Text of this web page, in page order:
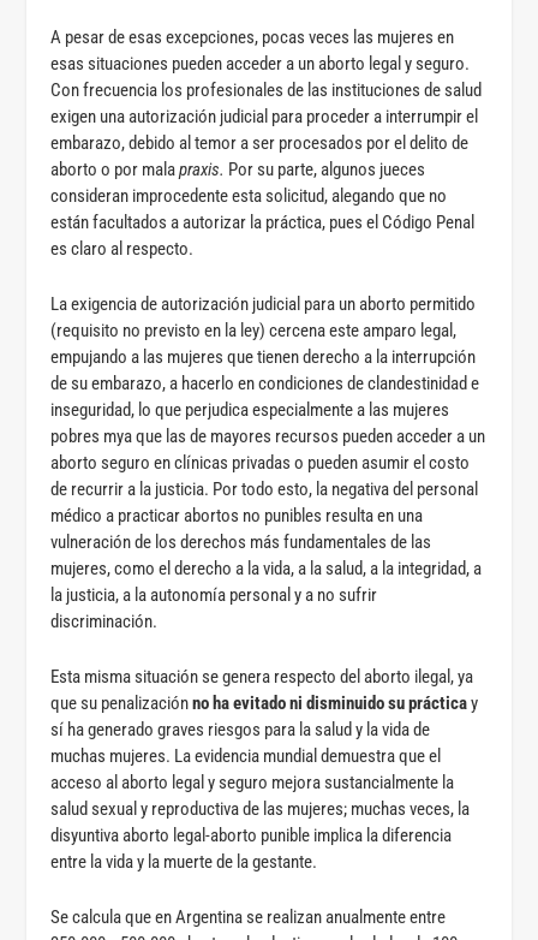
A pesar de esas excepciones, pocas veces las mujeres en
esas situaciones pueden acceder a un aborto legal y seguro.
Con frecuencia los profesionales de las instituciones de salud
exigen una autorización judicial para proceder a interrumpir el
embarazo, debido al temor a ser procesados por el delito de
aborto o por malapraxis. Por su parte, algunos jueces
consideran improcedente esta solicitud, alegando que no
están facultados a autorizar la práctica, pues el Código Penal
es claro al respecto.
La exigencia de autorización judicial para un aborto permitido
(requisito no previsto en la ley) cercena este amparo legal,
empujando a las mujeres que tienen derecho a la interrupción
de su embarazo, a hacerlo en condiciones de clandestinidad e
inseguridad, lo que perjudica especialmente a las mujeres
pobres mya que las de mayores recursos pueden acceder a un
aborto seguro en clínicas privadas o pueden asumir el costo
de recurrir a la justicia. Por todo esto, la negativa del personal
médico a practicar abortos no punibles resulta en una
vulneración de los derechos más fundamentales de las
mujeres, como el derecho a la vida, a la salud, a la integridad, a
la justicia, a la autonomía personal y a no sufrir
discriminación.
Esta misma situación se genera respecto del aborto ilegal, ya
que su penalizaciónno ha evitado ni disminuido su prácticay
sí ha generado graves riesgos para la salud y la vida de
muchas mujeres. La evidencia mundial demuestra que el
acceso al aborto legal y seguro mejora sustancialmente la
salud sexual y reproductiva de las mujeres; muchas veces, la
disyuntiva aborto legal-aborto punible implica la diferencia
entre la vida y la muerte de la gestante.
Se calcula que en Argentina se realizan anualmente entre